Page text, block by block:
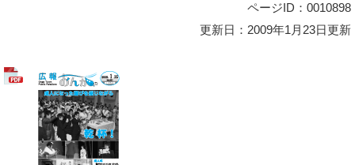
ページID：0010898
更新日：2009年1月23日更新